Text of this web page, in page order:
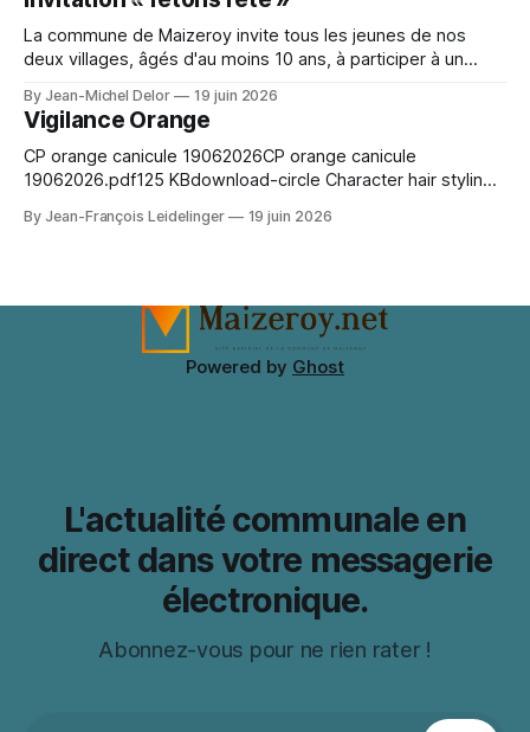
change how textures and colours appear in photographs.
For event preparation, Space Ereshkigal cosplay
La commune de Maizeroy invite tous les jeunes de nos
deux villages, âgés d'au moins 10 ans, à participer à un
création. Venez nombreux !
By Jean-Michel Delor 19 juin 2026
Vigilance Orange
CP orange canicule 19062026CP orange canicule
19062026.pdf125 KBdownload-circle Character hair styling
A wig cap can improve stability and keep natural hair
By Jean-François Leidelinger 19 juin 2026
Powered by Ghost
L'actualité communale en
direct dans votre messagerie
électronique.
Abonnez-vous pour ne rien rater !